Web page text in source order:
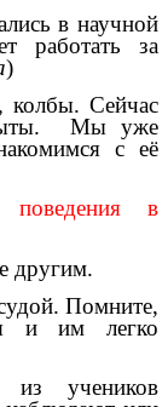
в научной
работать за
)
Сейчас
Мы уже
с её
поведения в
другим.
Помните,
и им легко
учеников